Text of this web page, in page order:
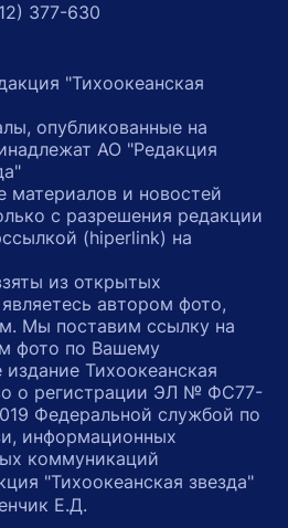
377-630
"Тихоокеанская
опубликованные на
АО "Редакция
материалов и новостей
с разрешения редакции
(hiperlink) на
из открытых
автором фото,
Мы поставим ссылку на
фото по Вашему
Тихоокеанская
о регистрации ЭЛ № ФС77-
Федеральной службой по
информационных
коммуникаций
"Тихоокеанская звезда"
Е.Д.